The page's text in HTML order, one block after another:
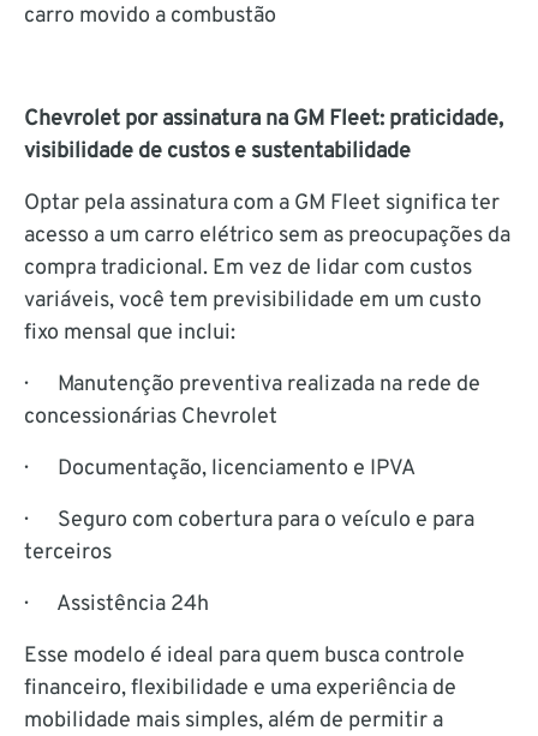
carro movido a combustão
Chevrolet por assinatura na GM Fleet: praticidade,
visibilidade de custos e sustentabilidade
Optar pela assinatura com a GM Fleet significa ter
acesso a um carro elétrico sem as preocupações da
compra tradicional. Em vez de lidar com custos
variáveis, você tem previsibilidade em um custo
fixo mensal que inclui:
· Manutenção preventiva realizada na rede de
concessionárias Chevrolet
· Documentação, licenciamento e IPVA
· Seguro com cobertura para o veículo e para
terceiros
· Assistência 24h
Esse modelo é ideal para quem busca controle
financeiro, flexibilidade e uma experiência de
mobilidade mais simples, além de permitir a